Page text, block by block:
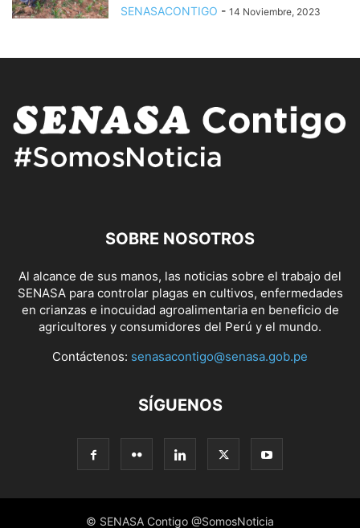
SENASACONTIGO - 14 Noviembre, 2023
SOBRE NOSOTROS
Al alcance de sus manos, las noticias sobre el trabajo del
SENASA para controlar plagas en cultivos, enfermedades
en crianzas e inocuidad agroalimentaria en beneficio de
agricultores y consumidores del Perú y el mundo.
Contáctenos: senasacontigo@senasa.gob.pe
SÍGUENOS
© SENASA Contigo @SomosNoticia